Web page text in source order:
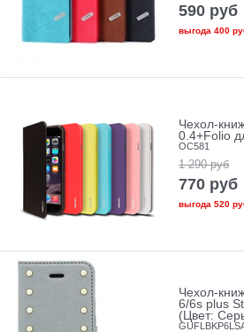
590 руб
выгода 400
Чехол-
0.4+Folio
OC581
1 290 руб
770 руб
выгода 520
Чехол-
6/6s plus
(Цвет: